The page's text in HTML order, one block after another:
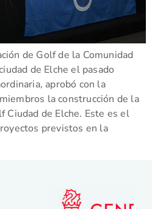
de Golf de la Comunidad
de Elche el pasado
aprobó con la
la construcción de la
Ciudad de Elche. Este es el
previstos en la